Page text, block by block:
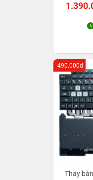
Thay
-490.000đ